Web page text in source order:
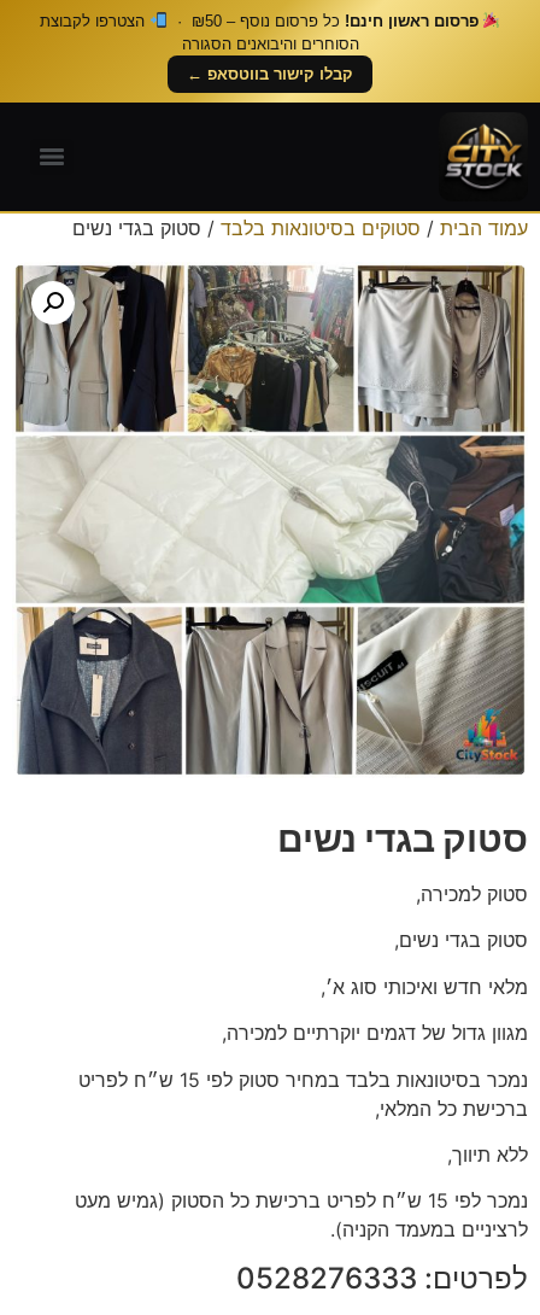
פרסום ראשון חינם! כל פרסום נוסף – ₪50 ·
הצטרפו לקבוצת
הסוחרים והיבואנים הסגורה
קבלו קישור בווטסאפ ←
עמוד הבית / סטוקים בסיטונאות בלבד / סטוק בגדי נשים
סטוק בגדי נשים
סטוק למכירה,
סטוק בגדי נשים,
מלאי חדש ואיכותי סוג א׳,
מגוון גדול של דגמים יוקרתיים למכירה,
נמכר בסיטונאות בלבד במחיר סטוק לפי 15 ש״ח לפריט
ברכישת כל המלאי,
ללא תיווך,
נמכר לפי 15 ש״ח לפריט ברכישת כל הסטוק (גמיש מעט
לרציניים במעמד הקניה).
לפרטים: 0528276333